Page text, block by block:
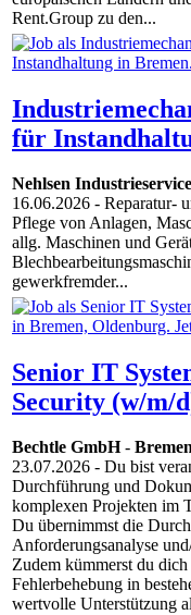
Rent.Group zu den...
für
Nehlsen
16.06.2026 - Reparatur-
Pflege von Anlagen,
allg. Maschinen und
gewerkfremder...
Senior IT
Security (w/m/
Bechtle GmbH-
23.07.2026 - Du bist
Durchführung und
komplexen Projekten im
Du übernimmst die
Anforderungsanalyse
Zudem kümmerst du
Fehlerbehebung in
wertvolle Unterstützung